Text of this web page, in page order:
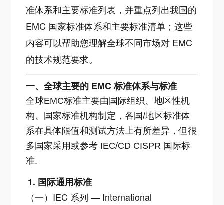
准体系和主要标准列表，并重点列出我国的
EMC 国家标准体系和主要标准清单；这些
内容可以帮助您理解全球不同市场对 EMC
的技术规范要求。
一、全球主要的 EMC 标准体系与标准
全球EMC标准主要由国际组织、地区性机
构、国家标准机构制定，各国/地区标准体
系在具体限值和测试方法上有所差异，但很
多国家采用或参考 IEC/CD CISPR 国际标
准.
1. 国际通用标准
（一）IEC 系列 — International